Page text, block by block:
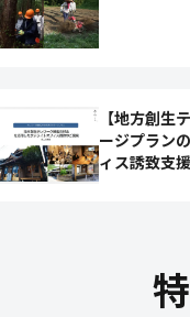
【地方創生
ージプラン
ィス誘致支